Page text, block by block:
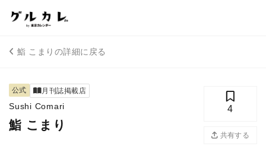
鮨 こまりの詳細に戻る
公式 月刊誌掲載店
Sushi Comari
鮨 こまり
4
共有する